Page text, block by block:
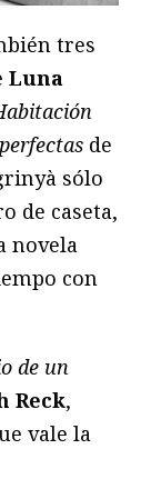
tres
Luna
de
sólo
de caseta,
novela
con
de un
Reck,
vale la